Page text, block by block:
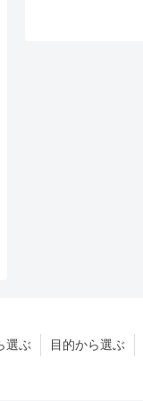
選ぶ 目的から選ぶ